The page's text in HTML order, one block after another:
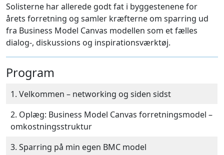
Solisterne har allerede godt fat i byggestenene for
årets forretning og samler kræfterne om sparring ud
fra Business Model Canvas modellen som et fælles
dialog-, diskussions og inspirationsværktøj.
Program
1. Velkommen – networking og siden sidst
2. Oplæg: Business Model Canvas forretningsmodel –
omkostningsstruktur
3. Sparring på min egen BMC model